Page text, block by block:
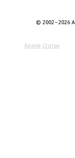
© 2002–2026
Архив Статьи